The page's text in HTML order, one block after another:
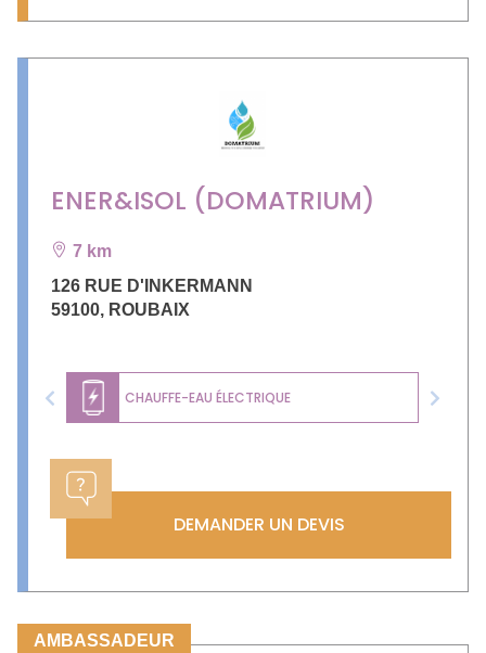
ENER&ISOL (DOMATRIUM)
7 km
126 RUE D'INKERMANN
59100, ROUBAIX
CHAUFFE-EAU ÉLECTRIQUE
Previous Next
DEMANDER UN DEVIS
AMBASSADEUR